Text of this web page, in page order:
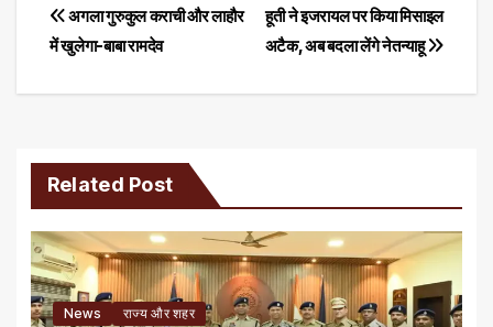
Post
navigation
हूती ने इजरायल पर किया मिसाइल
अटैक, अब बदला लेंगे नेतन्याहू
अगला गुरुकुल कराची और लाहौर
में खुलेगा-बाबा रामदेव
Related Post
News राज्य और शहर